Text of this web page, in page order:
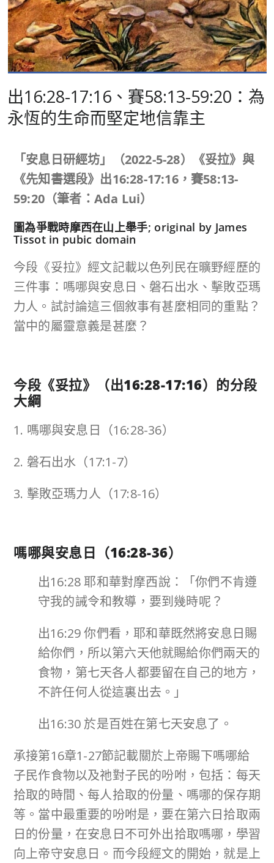
出16:28-17:16、賽58:13-59:20：為
永恆的生命而堅定地信靠主
「安息日研經坊」（2022-5-28）《妥拉》與
《先知書選段》 出16:28-17:16，賽58:13-
59:20 （筆者： Ada Lui）
圖為爭戰時摩西在山上舉手; original by James
Tissot in pubic domain
今段《妥拉》經文記載以色列民在曠野經歷的
三件事：嗎哪與安息日、磐石出水、擊敗亞瑪
力人。試討論這三個敘事有甚麼相同的重點？
當中的屬靈意義是甚麼？
今段《妥拉》（出16:28-17:16）的分段
大綱
1. 嗎哪與安息日（16:28-36）
2. 磐石出水（17:1-7）
3. 擊敗亞瑪力人（17:8-16）
嗎哪與安息日（16:28-36）
出16:28 耶和華對摩西說：「你們不肯遵
守我的誡令和教導，要到幾時呢？
出16:29 你們看，耶和華既然將安息日賜
給你們，所以第六天他就賜給你們兩天的
食物，第七天各人都要留在自己的地方，
不許任何人從這裏出去。」
出16:30 於是百姓在第七天安息了。
承接第16章1-27節記載關於上帝賜下嗎哪給
子民作食物以及祂對子民的吩咐，包括：每天
拾取的時間、每人拾取的份量、嗎哪的保存期
等。當中最重要的吩咐是，要在第六日拾取兩
日的份量，在安息日不可外出拾取嗎哪，學習
向上帝守安息日。而今段經文的開始，就是上